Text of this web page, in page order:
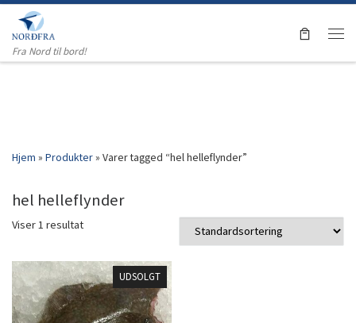
Skip to content
Fra Nord til bord!
Hjem » Produkter» Varer tagged “hel helleflynder”
hel helleflynder
Viser 1 resultat
UDSOLGT